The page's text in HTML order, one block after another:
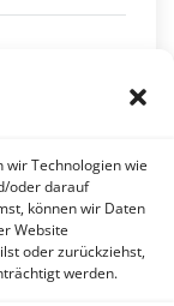
wir Technologien wie
oder darauf
können wir Daten
Website
oder zurückziehst,
werden.